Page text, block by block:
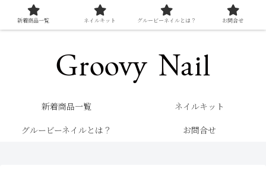
新着商品一覧
ネイルキット
グルービーネイルとは？
お問合せ
新着商品一覧 ネイルキット グルービーネイルとは？ お問合せ